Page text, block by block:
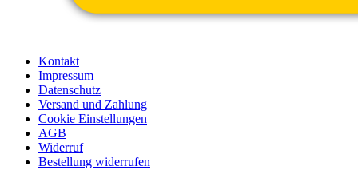
Kontakt
Impressum
Datenschutz
Versand und Zahlung
Cookie Einstellungen
AGB
Widerruf
Bestellung widerrufen